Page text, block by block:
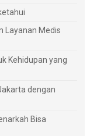
Layanan Medis
Kehidupan yang
dengan
Bisa